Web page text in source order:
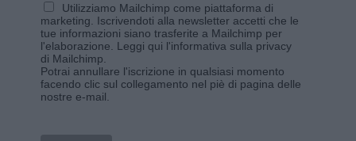
Utilizziamo Mailchimp come piattaforma di
marketing. Iscrivendoti alla newsletter accetti che le
tue informazioni siano trasferite a Mailchimp per
l'elaborazione. Leggi qui l'informativa sulla privacy
di Mailchimp
Potrai annullare l'iscrizione in qualsiasi momento
facendo clic sul collegamento nel piè di pagina delle
nostre e-mail.